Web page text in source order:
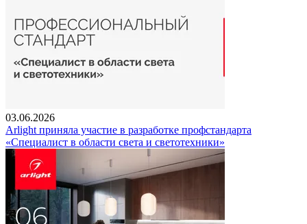
03.06.2026
Arlight приняла участие в разработке профстандарта
«Специалист в области света и светотехники»